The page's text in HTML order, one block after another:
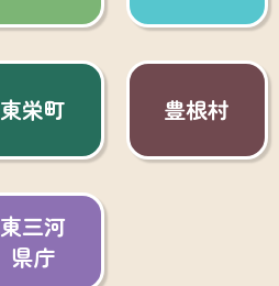
東栄町 豊根村
東三河
県庁